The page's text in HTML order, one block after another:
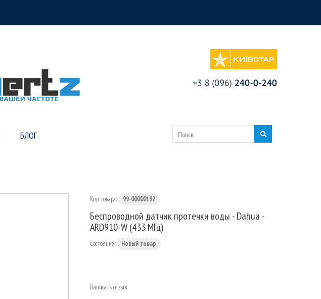
БЛОГ
Код товара: 99-00000192
Беспроводной датчик протечки воды - Dahua -
ARD910-W (433 МГц)
Состояние: Новый товар
Написать отзыв